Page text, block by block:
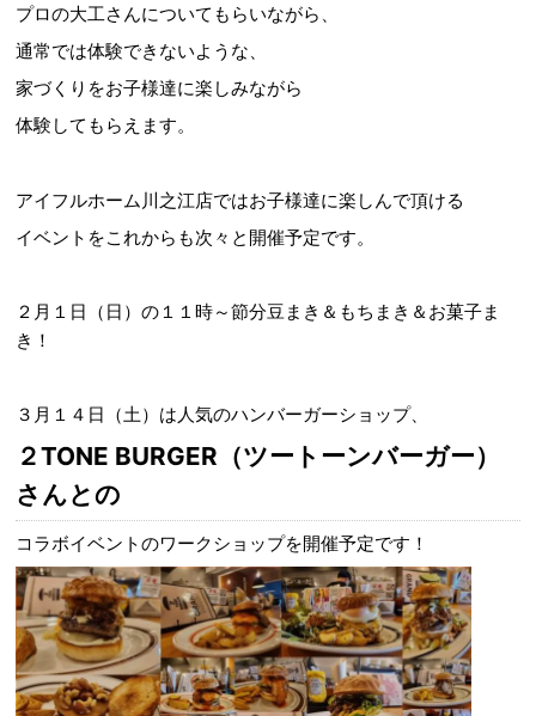
プロの大工さんについてもらいながら、
通常では体験できないような、
家づくりをお子様達に楽しみながら
体験してもらえます。
アイフルホーム川之江店ではお子様達に楽しんで頂ける
イベントをこれからも次々と開催予定です。
２月１日（日）の１１時～節分豆まき＆もちまき＆お菓子ま
き！
３月１４日（土）は人気のハンバーガーショップ、
２TONE BURGER（ツートーンバーガー）
さんとの
コラボイベントのワークショップを開催予定です！